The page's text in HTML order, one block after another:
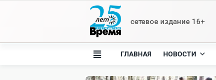
сетевое издание 16+
ГЛАВНАЯ НОВОСТИ